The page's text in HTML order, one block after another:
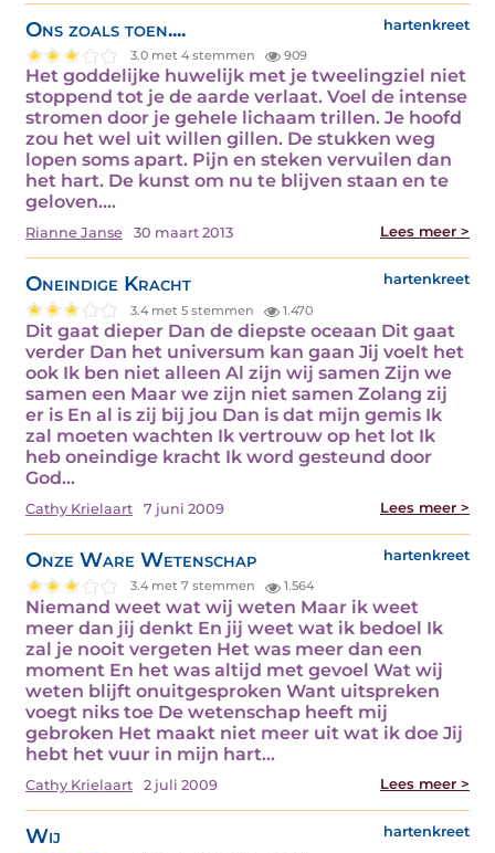
Ons zoals toen.... hartenkreet
3.0 met 4 stemmen 909
Het goddelijke huwelijk met je tweelingziel niet
stoppend tot je de aarde verlaat. Voel de intense
stromen door je gehele lichaam trillen. Je hoofd
zou het wel uit willen gillen. De stukken weg
lopen soms apart. Pijn en steken vervuilen dan
het hart. De kunst om nu te blijven staan en te
geloven.…
Rianne Janse 30 maart 2013 Lees meer >
Oneindige Kracht hartenkreet
3.4 met 5 stemmen 1.470
Dit gaat dieper Dan de diepste oceaan Dit gaat
verder Dan het universum kan gaan Jij voelt het
ook Ik ben niet alleen Al zijn wij samen Zijn we
samen een Maar we zijn niet samen Zolang zij
er is En al is zij bij jou Dan is dat mijn gemis Ik
zal moeten wachten Ik vertrouw op het lot Ik
heb oneindige kracht Ik word gesteund door
God…
Cathy Krielaart 7 juni 2009 Lees meer >
Onze Ware Wetenschap hartenkreet
3.4 met 7 stemmen 1.564
Niemand weet wat wij weten Maar ik weet
meer dan jij denkt En jij weet wat ik bedoel Ik
zal je nooit vergeten Het was meer dan een
moment En het was altijd met gevoel Wat wij
weten blijft onuitgesproken Want uitspreken
voegt niks toe De wetenschap heeft mij
gebroken Het maakt niet meer uit wat ik doe Jij
hebt het vuur in mijn hart…
Cathy Krielaart 2 juli 2009 Lees meer >
Wij hartenkreet